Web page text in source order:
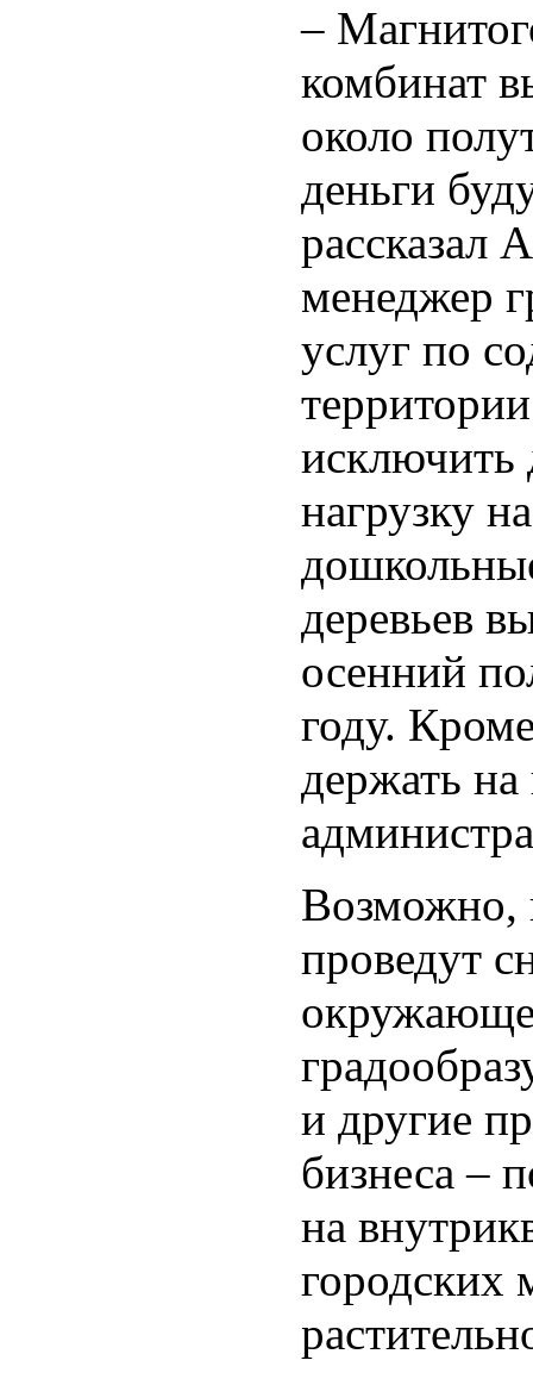
–
комбинат
около
деньги
рассказал
менеджер
услуг по
исключить
нагрузку
деревьев
осенний
году.
держать на
Возможно,
проведут
и другие
бизнеса –
на
городских